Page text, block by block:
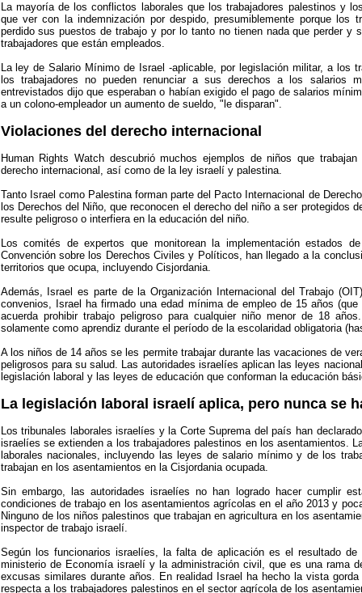
La mayoría de los conflictos laborales que los trabajadores palestinos y
que ver con la indemnización por despido, presumiblemente porque los
perdido sus puestos de trabajo y por lo tanto no tienen nada que perder y
trabajadores que están empleados.
La ley de Salario Mínimo de Israel -aplicable, por legislación militar, a los
los trabajadores no pueden renunciar a sus derechos a los salarios
entrevistados dijo que esperaban o habían exigido el pago de salarios
a un colono-empleador un aumento de sueldo, "le disparan".
Violaciones del derecho internacional
Human Rights Watch descubrió muchos ejemplos de niños que
derecho internacional, así como de la ley israelí y palestina.
Tanto Israel como Palestina forman parte del Pacto Internacional de
los Derechos del Niño, que reconocen el derecho del niño a ser protegidos
resulte peligroso o interfiera en la educación del niño.
Los comités de expertos que monitorean la implementación estados
Convención sobre los Derechos Civiles y Políticos, han llegado a la
territorios que ocupa, incluyendo Cisjordania.
Además, Israel es parte de la Organización Internacional del Trabajo
convenios, Israel ha firmado una edad mínima de empleo de 15 años
acuerda prohibir trabajo peligroso para cualquier niño menor de 18
solamente como aprendiz durante el período de la escolaridad obligatoria
A los niños de 14 años se les permite trabajar durante las vacaciones de
peligrosos para su salud. Las autoridades israelíes aplican las leyes
legislación laboral y las leyes de educación que conforman la educación
La legislación laboral israelí aplica, pero nunca se
Los tribunales laborales israelíes y la Corte Suprema del país han
israelíes se extienden a los trabajadores palestinos en los asentamientos.
laborales nacionales, incluyendo las leyes de salario mínimo y de los
trabajan en los asentamientos en la Cisjordania ocupada.
Sin embargo, las autoridades israelíes no han logrado hacer cumplir
condiciones de trabajo en los asentamientos agrícolas en el año 2013 y
Ninguno de los niños palestinos que trabajan en agricultura en los
inspector de trabajo israelí.
Según los funcionarios israelíes, la falta de aplicación es el resultado
ministerio de Economía israelí y la administración civil, que es una rama
excusas similares durante años. En realidad Israel ha hecho la vista
respecta a los trabajadores palestinos en el sector agrícola de los